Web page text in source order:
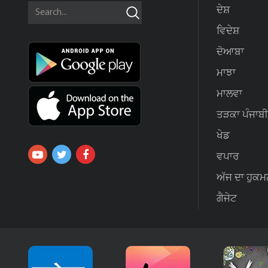
ਦੇਸ਼
ਵਿਦੇਸ਼
ਦੋਆਬਾ
ਮਾਝਾ
ਮਾਲਵਾ
ਤੜਕਾ ਪੰਜਾਬੀ
ਖੇਡ
ਵਪਾਰ
ਅੱਜ ਦਾ
ਗੈਜੇਟ